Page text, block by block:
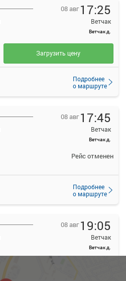
08 авг 17:25
Ветчак
Ветчак д.
Подробнее
о маршруте
Загрузить цену
08 авг 17:45
Ветчак
Ветчак д.
Подробнее
о маршруте
Рейс отменен
08 авг 19:05
Ветчак
Ветчак д.